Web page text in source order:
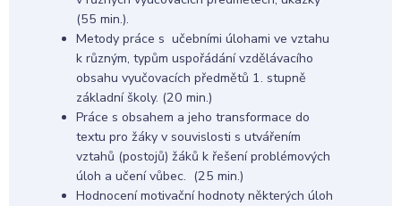
(55 min.).
Metody práce s učebními úlohami ve vztahu
k různým, typům uspořádání vzdělávacího
obsahu vyučovacích předmětů 1. stupně
základní školy. (20 min.)
Práce s obsahem a jeho transformace do
textu pro žáky v souvislosti s utvářením
vztahů (postojů) žáků k řešení problémových
úloh a učení vůbec. (25 min.)
Hodnocení motivační hodnoty některých úloh